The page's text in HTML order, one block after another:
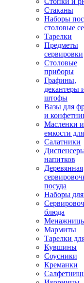
Стаканы
Наборы
столовые
Тарелки
Предметы
сервировки
Столовые
приборы
Графины,
декантеры
штофы
Вазы для
и
Масленки и
емкости
Салатники
напитков
Деревянная
посуда
Наборы
блюда
Мармиты
Тарелки
Кувшины
Соусники
Креманки